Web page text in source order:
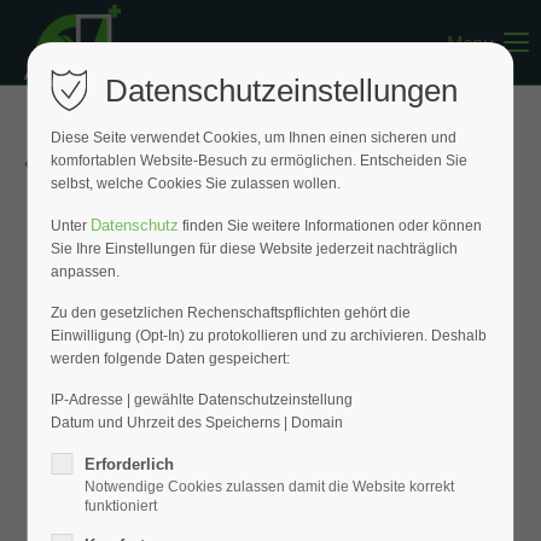
Register
Support
Lorem ipsum dolor sit amet:
24h/ 365days
Mon - Fri 8:00am - 5:00pm(GMT +1)
Get in touch
Cybersteel Inc.
Menu
« Zurück zur Übersicht
Datenschutzeinstellungen
Diese Seite verwendet Cookies, um Ihnen einen sicheren und
komfortablen Website-Besuch zu ermöglichen. Entscheiden Sie
selbst, welche Cookies Sie zulassen wollen.
Unter Datenschutz finden Sie weitere Informationen oder können
Sie Ihre Einstellungen für diese Website jederzeit nachträglich
anpassen.
Zu den gesetzlichen Rechenschaftspflichten gehört die
Einwilligung (Opt-In) zu protokollieren und zu archivieren. Deshalb
werden folgende Daten gespeichert:
IP-Adresse | gewählte Datenschutzeinstellung
Datum und Uhrzeit des Speicherns | Domain
Erforderlich
Notwendige Cookies zulassen damit die Website korrekt
funktioniert